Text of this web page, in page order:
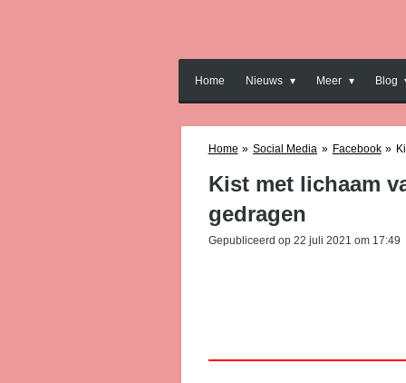
Home Nieuws Meer Blog
Home » Social Media » Facebook »
Kist met lichaam
gedragen
Gepubliceerd op 22 juli 2021 om 17:49